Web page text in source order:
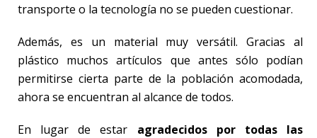
transporte o la tecnología no se pueden cuestionar.
Además, es un material muy versátil. Gracias al
plástico muchos artículos que antes sólo podían
permitirse cierta parte de la población acomodada,
ahora se encuentran al alcance de todos.
En lugar de estar agradecidos por todas las